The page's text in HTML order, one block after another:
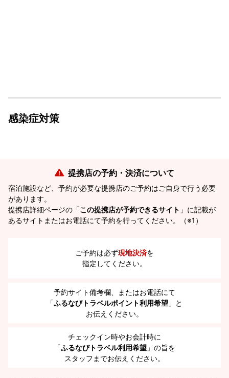
感染症対策
提携店の予約・決済について
宿泊施設など、予約が必要な提携店のご予約はご自身で行う必要
があります。
提携店詳細ページの「この提携店が予約できるサイト 」に記載が
あるサイトまたはお電話にて予約を行ってください。（※1）
ご予約は必ず現地決済を
指定してください。
予約サイト備考欄、またはお電話にて
「ふるなびトラベルポイント利用希望 」と
お伝えください。
チェックイン時やお会計時に
「ふるなびトラベル利用希望 」の旨を
スタッフまでお伝えください。